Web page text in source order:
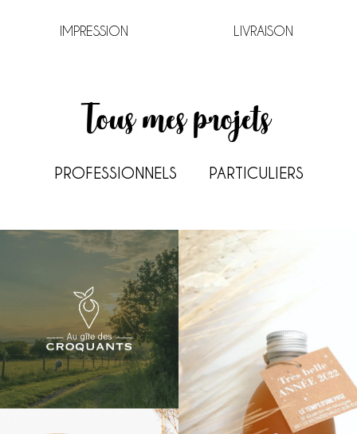
IMPRESSION LIVRAISON
Tous mes projets
PROFESSIONNELS PARTICULIERS